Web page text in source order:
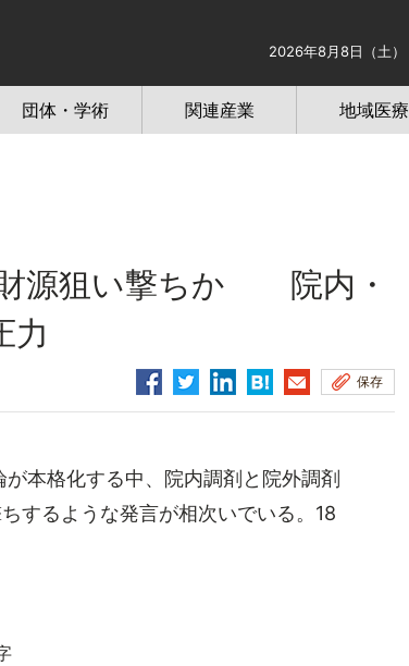
2026年8月8日（土）
団体・学術 関連産業 地域医療
財源狙い撃ちか 院内・
力
保存
本格化する中、院内調剤と院外調剤
するような発言が相次いでいる。18